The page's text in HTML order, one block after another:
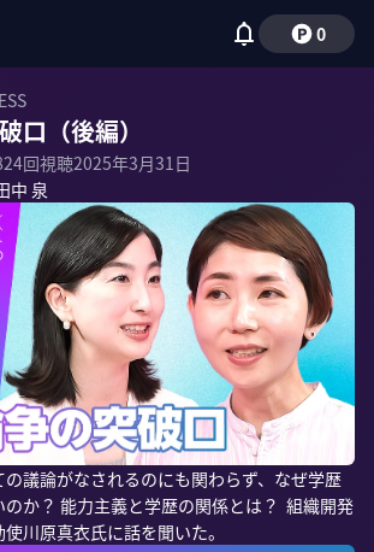
0
口（後編）
回視聴2025年3月31日
中 泉
議論がなされるのにも関わらず、なぜ学歴
か？ 能力主義と学歴の関係とは？  組織開発
川原真衣氏に話を聞いた。